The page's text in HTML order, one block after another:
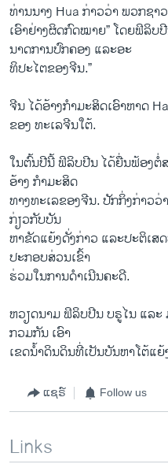
ທ່ານ​ນາງ Hua ກ່າວ​ວ່າ ພວກ​ຊາ
ເອົາ​ຢ່າງ​ຜິດ​ກົດໝາຍ” ໂດຍ​ຟິລິບ​
ນາດ​ການ​ປົກຄອງ​ ແລະອະ
ທິປະໄຕຂອງຈີນ.”
ຈີນ ​ໄດ້ອ້າງກຳມະສິດເອົາຫາດ
ຂອງ ທະ​ເລ​ຈີນ​ໃຕ້.
ໃນ​ຕົ້ນ​ປີ​ນີ້ ຟິລິບ​ປີນ ​ໄດ້​ຍື່ນຟ້ອງຕໍ່​
ອ້າງ ກຳມະສິດ
ທາງ​ທະ​ເລ​ຂອງ​ຈີນ. ປັກ​ກິ່ງກ່າວ​
ກ່ຽວ​ກັບ​ບັນ
ຫາຂັດ​ແຍ້​ງດັ່ງກ່າວ ​ແລະ​ປະຕິ​ເ
ປະກອບສ່ວນເຂົ້າ
ຮ່ວມໃນ​ການ​ດຳ​ເນີນຄະດີ.
ຫວຽດນາມ ຟິລິບ​ປີນ ບຣູໄນ ​ແລະ
ກວມກັນ ​ເອົາ
ເຂດ​ນ້ຳດິນ​ດິນ​ທີ່ເປັນບັນຫາໂຕ້ແ
ແຊຣ໌ Follow us
Links